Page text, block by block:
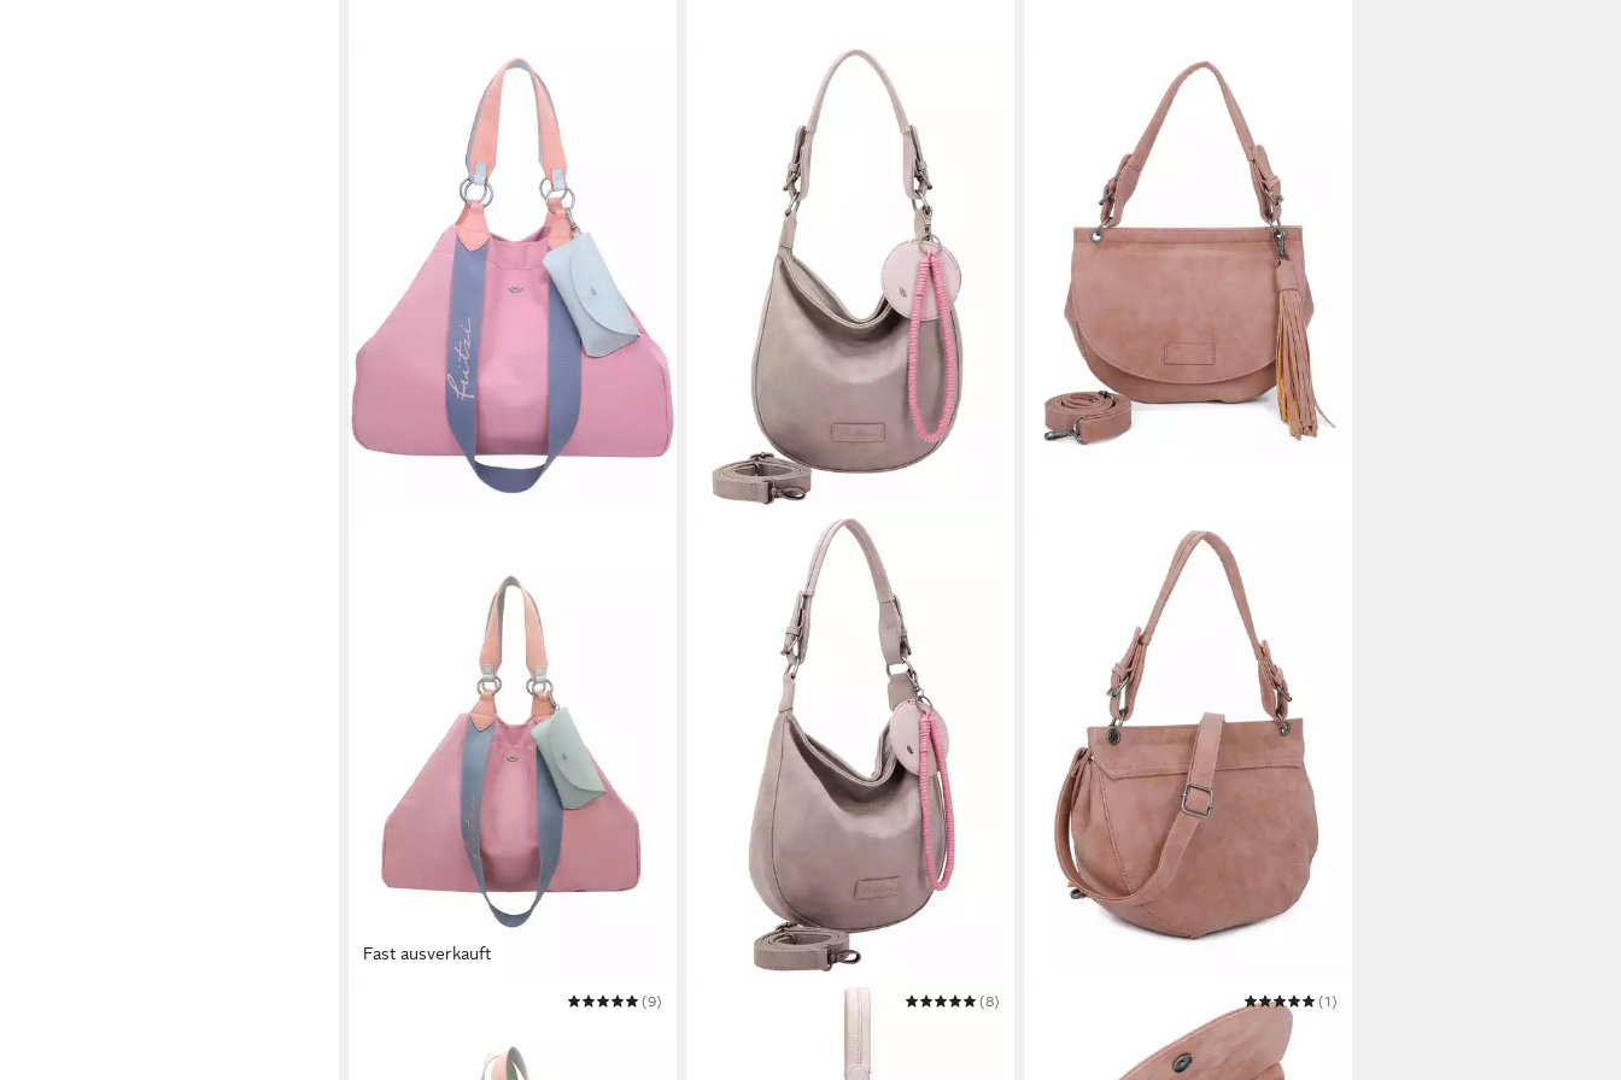
Fast ausverkauft
(9)
69,99 €
FRITZI AUS PREUSSEN
Schultertasche Fritzi Hobo
(8)
in 2-3 Werktagen bei dir
Umhängetasche Vintage
(1)
69,99 €